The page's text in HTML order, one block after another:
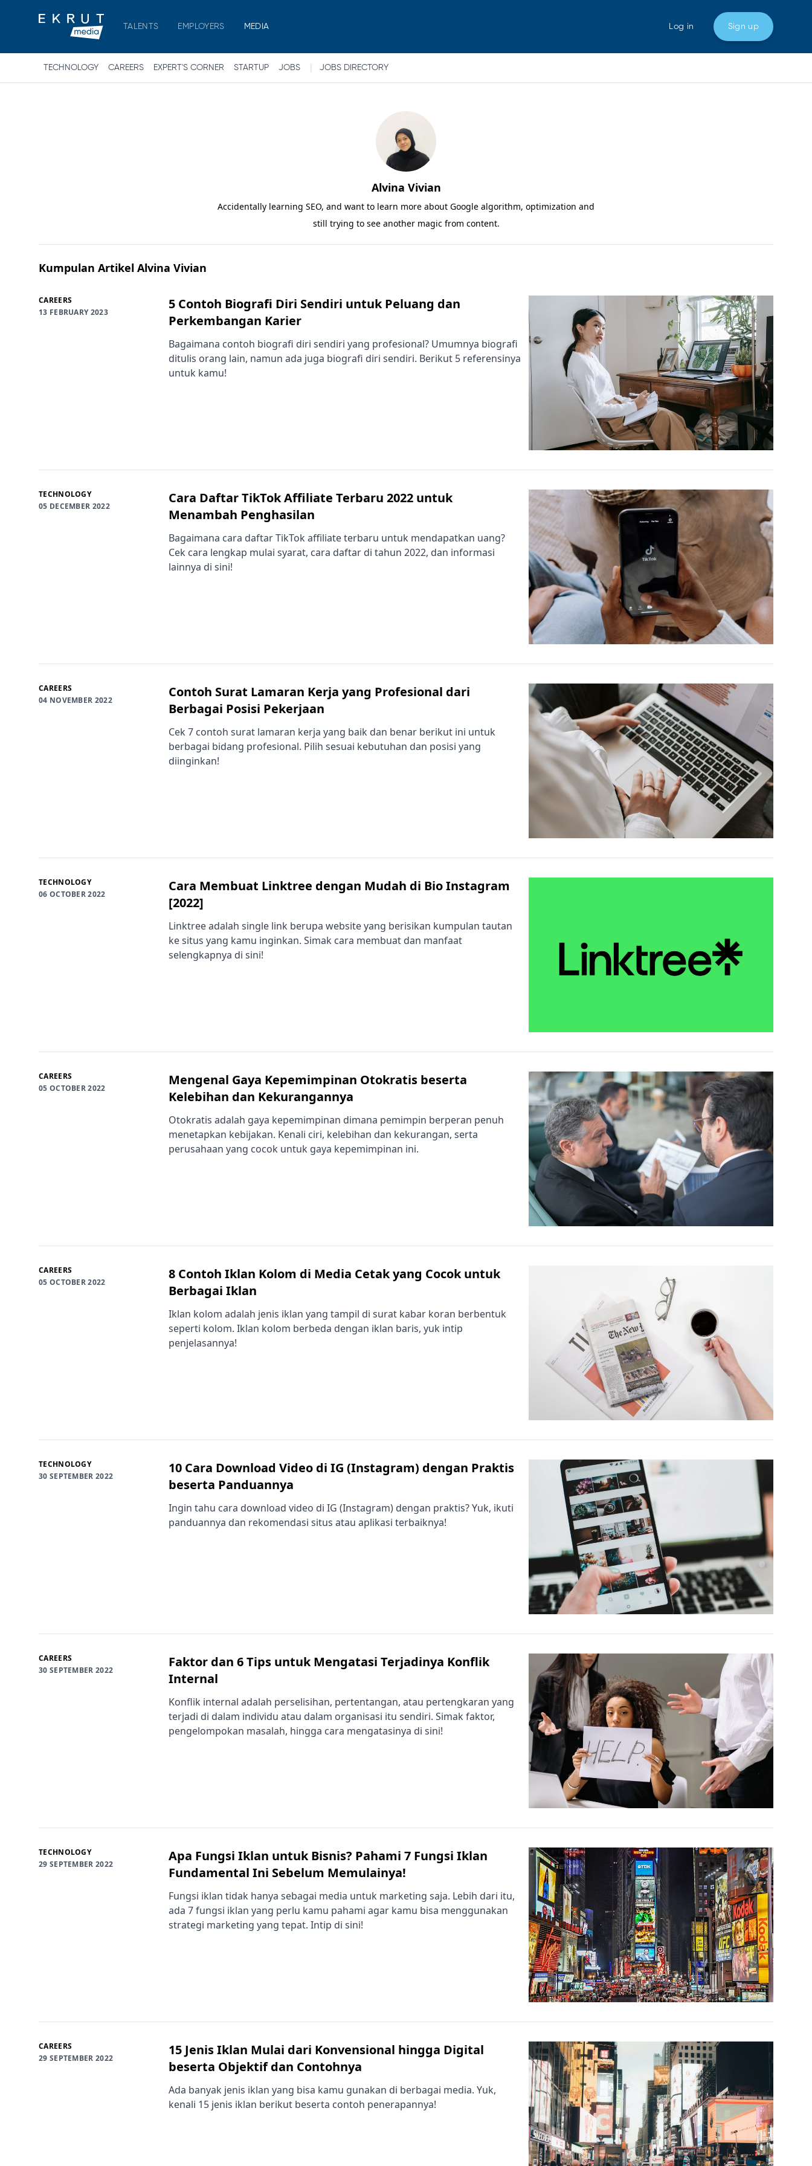
TALENTS EMPLOYERS MEDIA Log in Sign up
TECHNOLOGY CAREERS EXPERT'S CORNER STARTUP JOBS JOBS DIRECTORY
Alvina Vivian
Accidentally learning SEO, and want to learn more about Google algorithm, optimization and
still trying to see another magic from content.
Kumpulan Artikel Alvina Vivian
CAREERS
13 FEBRUARY 2023
5 Contoh Biografi Diri Sendiri untuk Peluang dan
Perkembangan Karier
Bagaimana contoh biografi diri sendiri yang profesional? Umumnya biografi
ditulis orang lain, namun ada juga biografi diri sendiri. Berikut 5 referensinya
untuk kamu!
TECHNOLOGY
05 DECEMBER 2022
Cara Daftar TikTok Affiliate Terbaru 2022 untuk
Menambah Penghasilan
Bagaimana cara daftar TikTok affiliate terbaru untuk mendapatkan uang?
Cek cara lengkap mulai syarat, cara daftar di tahun 2022, dan informasi
lainnya di sini!
CAREERS
04 NOVEMBER 2022
Contoh Surat Lamaran Kerja yang Profesional dari
Berbagai Posisi Pekerjaan
Cek 7 contoh surat lamaran kerja yang baik dan benar berikut ini untuk
berbagai bidang profesional. Pilih sesuai kebutuhan dan posisi yang
diinginkan!
TECHNOLOGY
06 OCTOBER 2022
Cara Membuat Linktree dengan Mudah di Bio Instagram
[2022]
Linktree adalah single link berupa website yang berisikan kumpulan tautan
ke situs yang kamu inginkan. Simak cara membuat dan manfaat
selengkapnya di sini!
CAREERS
05 OCTOBER 2022
Mengenal Gaya Kepemimpinan Otokratis beserta
Kelebihan dan Kekurangannya
Otokratis adalah gaya kepemimpinan dimana pemimpin berperan penuh
menetapkan kebijakan. Kenali ciri, kelebihan dan kekurangan, serta
perusahaan yang cocok untuk gaya kepemimpinan ini.
CAREERS
05 OCTOBER 2022
8 Contoh Iklan Kolom di Media Cetak yang Cocok untuk
Berbagai Iklan
Iklan kolom adalah jenis iklan yang tampil di surat kabar koran berbentuk
seperti kolom. Iklan kolom berbeda dengan iklan baris, yuk intip
penjelasannya!
TECHNOLOGY
30 SEPTEMBER 2022
10 Cara Download Video di IG (Instagram) dengan Praktis
beserta Panduannya
Ingin tahu cara download video di IG (Instagram) dengan praktis? Yuk, ikuti
panduannya dan rekomendasi situs atau aplikasi terbaiknya!
CAREERS
30 SEPTEMBER 2022
Faktor dan 6 Tips untuk Mengatasi Terjadinya Konflik
Internal
Konflik internal adalah perselisihan, pertentangan, atau pertengkaran yang
terjadi di dalam individu atau dalam organisasi itu sendiri. Simak faktor,
pengelompokan masalah, hingga cara mengatasinya di sini!
TECHNOLOGY
29 SEPTEMBER 2022
Apa Fungsi Iklan untuk Bisnis? Pahami 7 Fungsi Iklan
Fundamental Ini Sebelum Memulainya!
Fungsi iklan tidak hanya sebagai media untuk marketing saja. Lebih dari itu,
ada 7 fungsi iklan yang perlu kamu pahami agar kamu bisa menggunakan
strategi marketing yang tepat. Intip di sini!
CAREERS
29 SEPTEMBER 2022
15 Jenis Iklan Mulai dari Konvensional hingga Digital
beserta Objektif dan Contohnya
Ada banyak jenis iklan yang bisa kamu gunakan di berbagai media. Yuk,
kenali 15 jenis iklan berikut beserta contoh penerapannya!